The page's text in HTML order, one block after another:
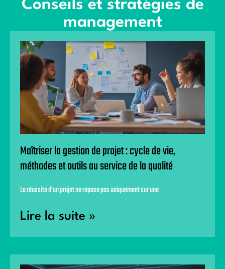
Conseils et stratégies de
management
Maîtriser la gestion de projet : cycle de vie,
méthodes et outils au service de la qualité
La réussite d’un projet ne repose pas uniquement sur une
Lire la suite »